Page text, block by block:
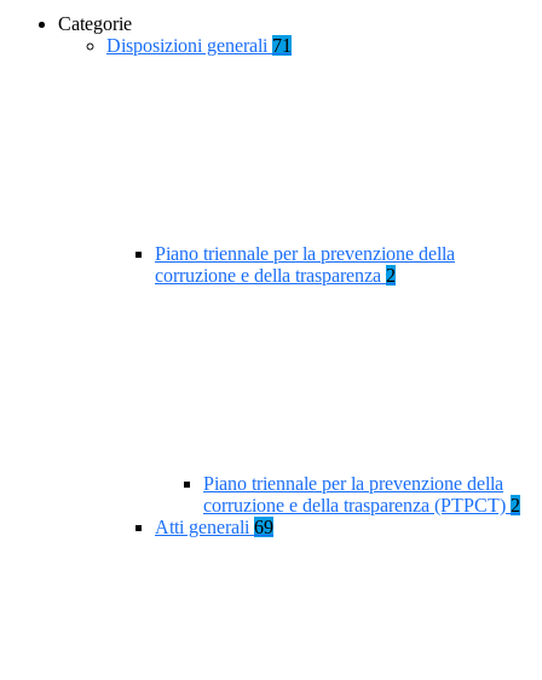
Categorie
Disposizioni generali 71
Piano triennale per la prevenzione della
corruzione e della trasparenza 2
Piano triennale per la prevenzione della
corruzione e della trasparenza (PTPCT) 2
Atti generali 69